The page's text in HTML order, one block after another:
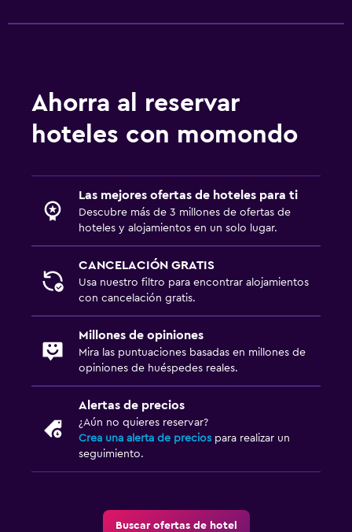
Ahorra al reservar
hoteles con momondo
Las mejores ofertas de hoteles para ti
Descubre más de 3 millones de ofertas de
hoteles y alojamientos en un solo lugar.
CANCELACIÓN GRATIS
Usa nuestro filtro para encontrar alojamientos
con cancelación gratis.
Millones de opiniones
Mira las puntuaciones basadas en millones de
opiniones de huéspedes reales.
Alertas de precios
¿Aún no quieres reservar?
Crea una alerta de precios para realizar un
seguimiento.
Buscar ofertas de hotel